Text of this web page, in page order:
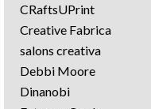
CRaftsUPrint
Creative Fabrica
salons creativa
Debbi Moore
Dinanobi